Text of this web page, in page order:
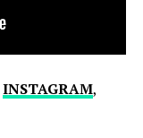
INSTAGRAM,